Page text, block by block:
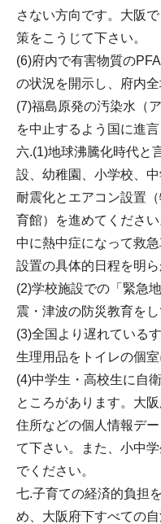
さない方向です。大阪
策をこうじて下さい。
(6)府内で有害物質の
の状況を開示し、府内
(7)福島原発の汚染水（
を中止するよう国に進言
六.(1)地球沸騰化時代と
設、幼稚園、小学校、
耐震化とエアコン設置
育館）を進めてくださ
中に熱中症になって救
設置の具体的日程を明ら
(2)学校施設での「緊急
震・津波の防災教育を
(3)全国より遅れている
生理用品をトイレの個
(4)中学生・高校生に自
ところがあります。大
住所などの個人情報デ
て下さい。また、小中
でください。
七.子育ての経済的負担
め、大阪府下すべての